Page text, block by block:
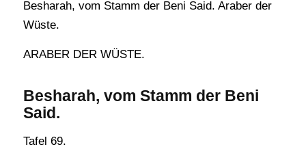
Besharah, vom Stamm der Beni Said. Araber der
Wüste.
ARABER DER WÜSTE.
Besharah, vom Stamm der Beni
Said.
Tafel 69.